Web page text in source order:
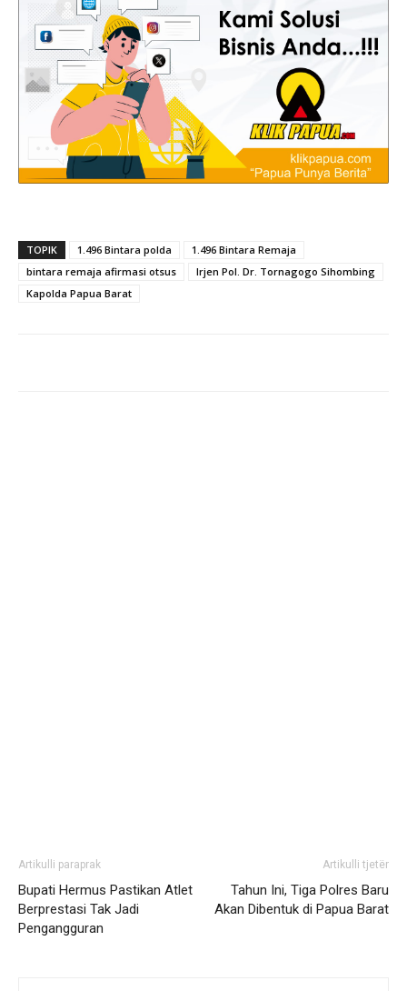
TOPIK 1.496 Bintara polda
1.496 Bintara Remaja
bintara remaja afirmasi otsus
Irjen Pol. Dr. Tornagogo Sihombing
Kapolda Papua Barat
Artikulli paraprak
Bupati Hermus Pastikan Atlet
Berprestasi Tak Jadi
Pengangguran
Artikulli tjetër
Tahun Ini, Tiga Polres Baru
Akan Dibentuk di Papua Barat